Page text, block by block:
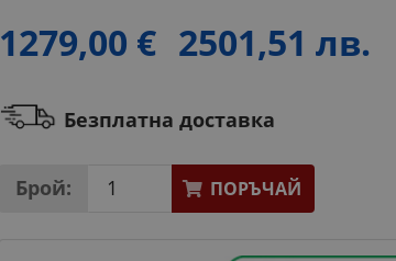
1279,00 € 2501,51 лв.
Безплатна доставка
Брой: ПОРЪЧАЙ